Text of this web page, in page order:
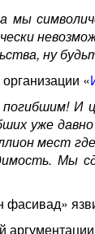
мы
ну
«
И
уже
мест
Мы